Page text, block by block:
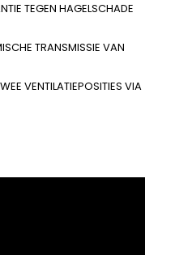
TEGEN HAGELSCHADE
TRANSMISSIE VAN
VENTILATIEPOSITIES VIA